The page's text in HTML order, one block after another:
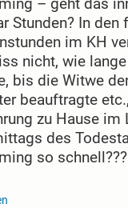
Stunden? In den
im KH
nicht, wie
bis die Witwe
beauftragte etc.,
zu Hause im
des
so schnell???